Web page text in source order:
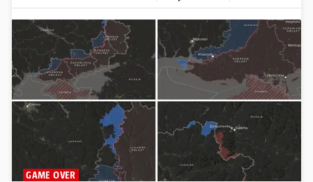
GAME OVER